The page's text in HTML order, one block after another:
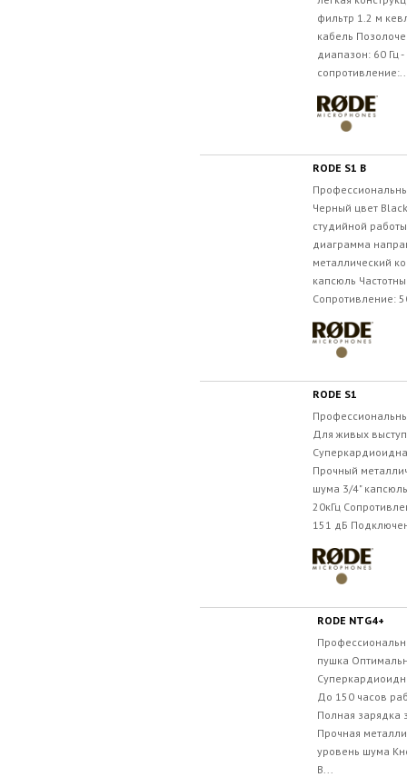
фильтр 1.2 м
кабель
диапазон: 60 Гц
RODE S1 B
Черный цвет
студийной
диаграмма
металлический
капсюль
Сопротивление:
RODE S1
Для живых
Прочный
шума 3/4"
20кГц
151 дБ
RODE NTG4+
пушка
До 150 часов
Полная зарядка
Прочная
уровень шума
В...